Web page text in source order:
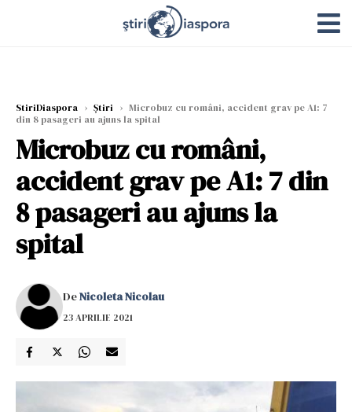
StiriDiaspora › Știri › Microbuz cu români, accident grav pe A1: 7
din 8 pasageri au ajuns la spital
Microbuz cu români,
accident grav pe A1: 7 din
8 pasageri au ajuns la
spital
DeNicoleta Nicolau
23 APRILIE 2021